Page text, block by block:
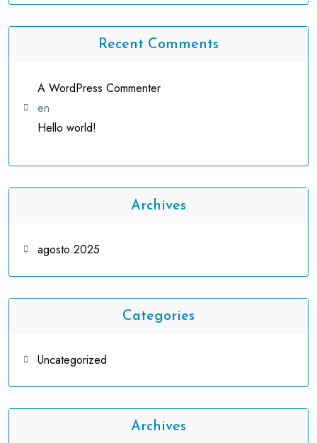
Recent Comments
A WordPress Commenter
en
Hello world!
Archives
agosto 2025
Categories
Uncategorized
Archives